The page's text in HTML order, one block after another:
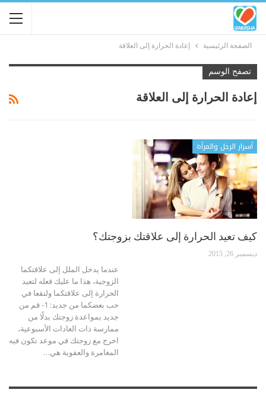
الصفحة الرئيسية إعادة الحرارة إلى العلاقة
تصفح الوسم
إعادة الحرارة إلى العلاقة
أسرار الرجل والمرأة
كيف تعيد الحرارة إلى علاقتك بزوجتك؟
ديسمبر 26, 2015
عندما يدخل الملل إلى علاقتكما
الزوجية، هذا ما عليك فعله لتعيد
الحرارة إلى علاقتكما ولتقعا في
حب بعضكما من جديد: 1- قم من
جديد بمواعدة زوجتك بدلًا من
ممارسة ذات العادات الأسبوعية،
اخرج مع زوجتك في موعد تكون فيه
المغامرة والعفوية هي…